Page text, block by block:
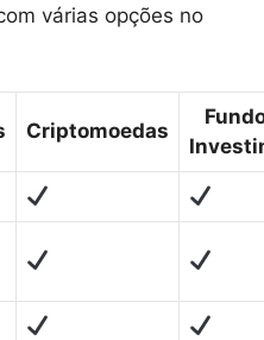
várias opções no
Criptomoedas